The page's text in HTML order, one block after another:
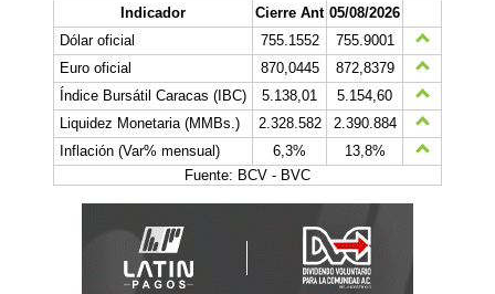
Indicador Cierre Ant 05/08/2026
Dólar oficial
755.1552
755.9001
Euro oficial
870,0445
872,8379
Índice Bursátil Caracas (IBC)
5.138,01
5.154,60
Liquidez Monetaria (MMBs.)
2.328.582
2.390.884
Inflación (Var% mensual)
6,3%
13,8%
Fuente: BCV - BVC